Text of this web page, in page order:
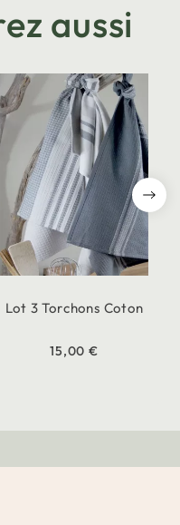
aussi
Lot 3 Torchons Coton
15,00 €